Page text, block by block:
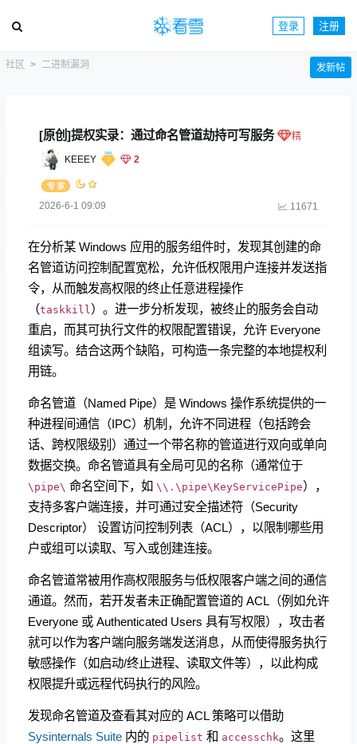
登录 注册
社区 二进制漏洞 发新帖
[原创]提权实录：通过命名管道劫持可写服务
KEEEY 2
2026-6-1 09:09 11671
在分析某 Windows 应用的服务组件时，发现其创建的命
名管道访问控制配置宽松，允许低权限用户连接并发送指
令，从而触发高权限的终止任意进程操作
（taskkill ）。进一步分析发现，被终止的服务会自动
重启，而其可执行文件的权限配置错误，允许 Everyone
组读写。结合这两个缺陷，可构造一条完整的本地提权利
用链。
命名管道（Named Pipe）是 Windows 操作系统提供的一
种进程间通信（IPC）机制，允许不同进程（包括跨会
话、跨权限级别）通过一个带名称的管道进行双向或单向
数据交换。命名管道具有全局可见的名称（通常位于
\pipe\ 命名空间下，如 \\.\pipe\KeyServicePipe），
支持多客户端连接，并可通过安全描述符（Security
Descriptor） 设置访问控制列表（ACL），以限制哪些用
户或组可以读取、写入或创建连接。
命名管道常被用作高权限服务与低权限客户端之间的通信
通道。然而，若开发者未正确配置管道的 ACL（例如允许
Everyone 或 Authenticated Users 具有写权限），攻击者
就可以作为客户端向服务端发送消息，从而使得服务执行
敏感操作（如启动/终止进程、读取文件等），以此构成
权限提升或远程代码执行的风险。
发现命名管道及查看其对应的 ACL 策略可以借助
Sysinternals Suite 内的 pipelist 和 accesschk。这里